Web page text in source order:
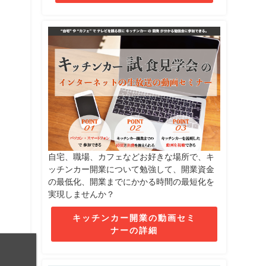
自宅、職場、カフェなどお好きな場所で、キ
ッチンカー開業について勉強して、開業資金
の最低化、開業までにかかる時間の最短化を
実現しませんか？
キッチンカー開業の動画セミ
ナーの詳細